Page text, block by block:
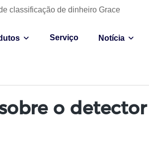
classificação de dinheiro Grace
Serviço Notícia
o detector